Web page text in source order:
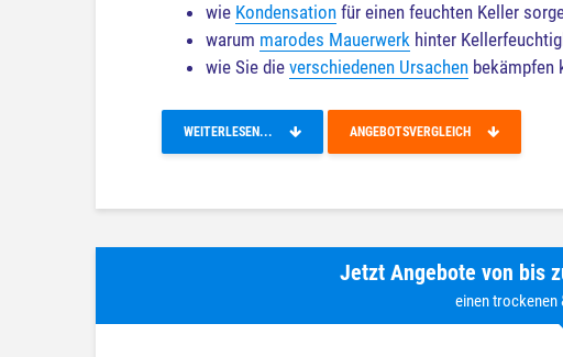
wie Kondensation für einen feuchten Keller
warum marodes Mauerwerk hinter
wie Sie die verschiedenen Ursachen bekämpfen
WEITERLESEN... ANGEBOTSVERGLEICH
Jetzt Angebote von bis
einen trockenen